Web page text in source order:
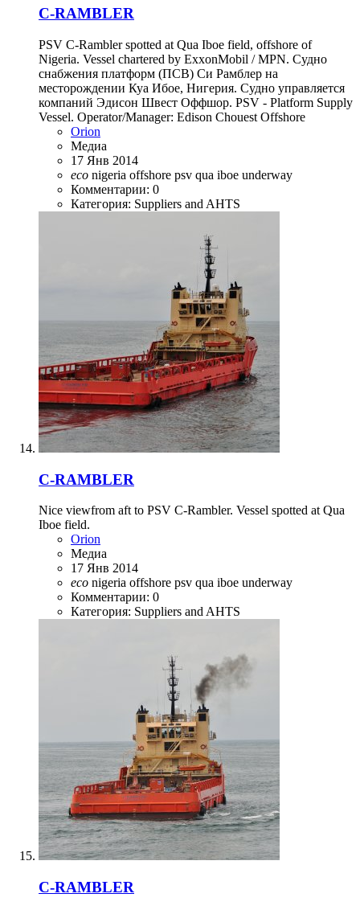
C-RAMBLER
PSV C-Rambler spotted at Qua Iboe field, offshore of
Nigeria. Vessel chartered by ExxonMobil / MPN. Судно
снабжения платформ (ПСВ) Си Рамблер на
месторождении Куа Ибое, Нигерия. Судно управляется
компаний Эдисон Швест Оффшор. PSV - Platform Supply
Vessel. Operator/Manager: Edison Chouest Offshore
Orion
Медиа
17 Янв 2014
eco nigeria offshore psv qua iboe underway
Комментарии: 0
Категория: Suppliers and AHTS
C-RAMBLER
Nice viewfrom aft to PSV C-Rambler. Vessel spotted at Qua
Iboe field.
Orion
Медиа
17 Янв 2014
eco nigeria offshore psv qua iboe underway
Комментарии: 0
Категория: Suppliers and AHTS
C-RAMBLER